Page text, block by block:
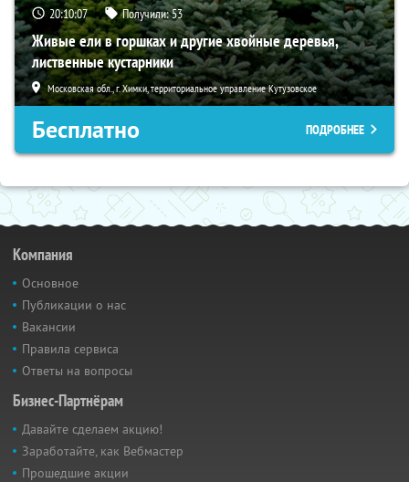
20:10:06 Получили:53
Живые ели в горшках и другие хвойные деревья,
лиственные кустарники
Московская обл., г. Химки, территориальное управление Кутузовское
Бесплатно ПОДРОБНЕЕ
Компания
Основное
Публикации о нас
Вакансии
Правила сервиса
Ответы на вопросы
Бизнес-Партнёрам
Давайте сделаем акцию!
Заработайте, как Вебмастер
Прошедшие акции